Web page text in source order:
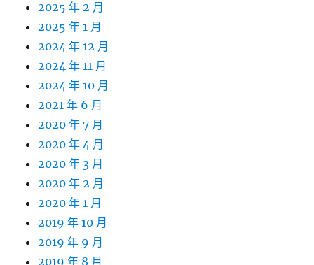
2025 年 2 月
2025 年 1 月
2024 年 12 月
2024 年 11 月
2024 年 10 月
2021 年 6 月
2020 年 7 月
2020 年 4 月
2020 年 3 月
2020 年 2 月
2020 年 1 月
2019 年 10 月
2019 年 9 月
2019 年 8 月